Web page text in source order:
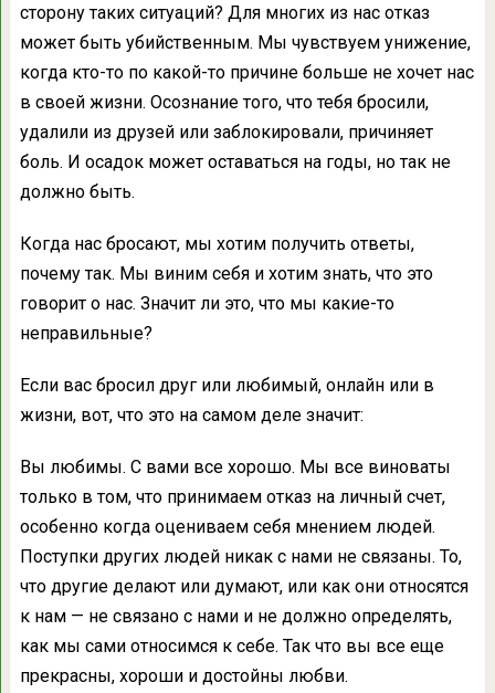
сторону таких ситуаций? Для многих из нас отказ
может быть убийственным. Мы чувствуем унижение,
когда кто-то по какой-то причине больше не хочет нас
в своей жизни. Осознание того, что тебя бросили,
удалили из друзей или заблокировали, причиняет
боль. И осадок может оставаться на годы, но так не
должно быть.
Когда нас бросают, мы хотим получить ответы,
почему так. Мы виним себя и хотим знать, что это
говорит о нас. Значит ли это, что мы какие-то
неправильные?
Если вас бросил друг или любимый, онлайн или в
жизни, вот, что это на самом деле значит:
Вы любимы. С вами все хорошо. Мы все виноваты
только в том, что принимаем отказ на личный счет,
особенно когда оцениваем себя мнением людей.
Поступки других людей никак с нами не связаны. То,
что другие делают или думают, или как они относятся
к нам — не связано с нами и не должно определять,
как мы сами относимся к себе. Так что вы все еще
прекрасны, хороши и достойны любви.